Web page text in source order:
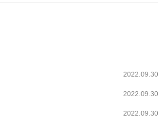
2022.09.30
2022.09.30
2022.09.30